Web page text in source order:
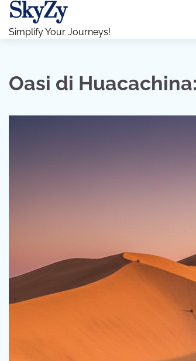
Skip
content
SkyZy
Simplify Your Journeys!
Oasi di